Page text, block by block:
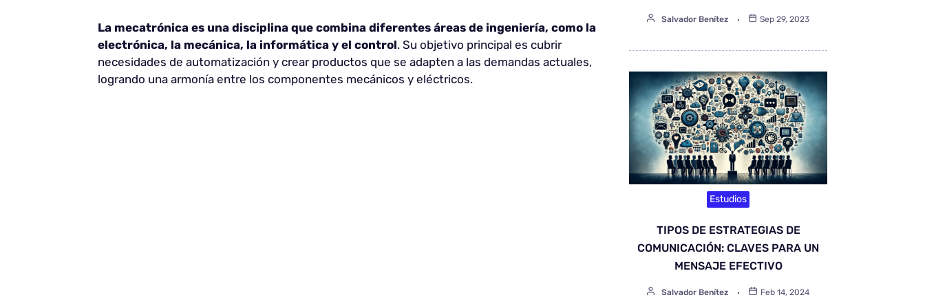
La mecatrónica es una disciplina que combina diferentes áreas de ingeniería, como la
electrónica, la mecánica, la informática y el control. Su objetivo principal es cubrir
necesidades de automatización y crear productos que se adapten a las demandas actuales,
logrando una armonía entre los componentes mecánicos y eléctricos.
Salvador Benítez Sep 29, 2023
Estudios
TIPOS DE ESTRATEGIAS DE
COMUNICACIÓN: CLAVES PARA UN
MENSAJE EFECTIVO
Salvador Benítez Feb 14, 2024